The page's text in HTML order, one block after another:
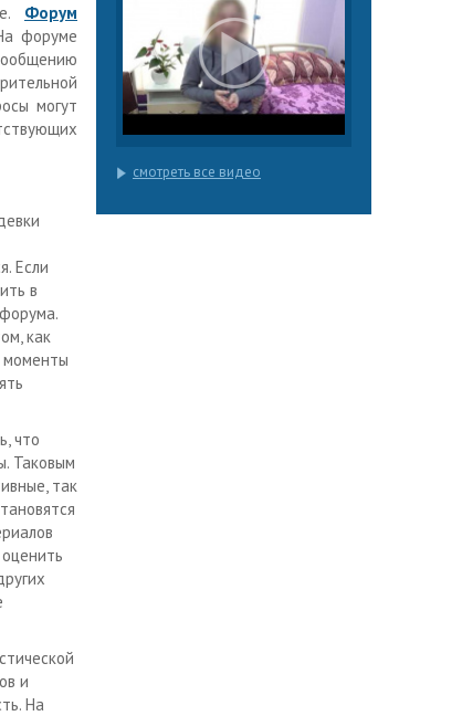
Форум
форуме
могут
Если
в
как
моменты
что
Таковым
так
и
На
смотреть все видео